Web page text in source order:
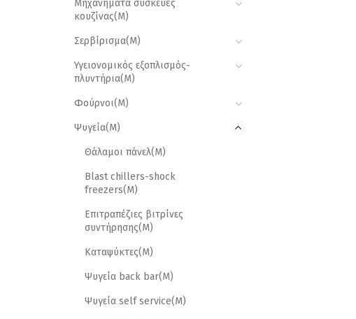
Μηχανήματα συσκευές
κουζίνας(M)
Σερβίρισμα(M)
Υγειονομικός εξοπλισμός-
πλυντήρια(M)
Φούρνοι(M)
Ψυγεία(M)
Θάλαμοι πάνελ(Μ)
Blast chillers-shock
freezers(M)
Επιτραπέζιες βιτρίνες
συντήρησης(M)
Καταψύκτες(M)
Ψυγεία back bar(M)
Ψυγεία self service(M)